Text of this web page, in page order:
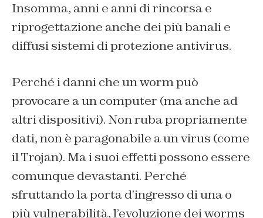
Insomma, anni e anni di rincorsa e
riprogettazione anche dei più banali e
diffusi sistemi di protezione antivirus.
Perché i danni che un worm può
provocare a un computer (ma anche ad
altri dispositivi). Non ruba propriamente
dati, non è paragonabile a un virus (come
il Trojan). Ma i suoi effetti possono essere
comunque devastanti. Perché
sfruttando la porta d’ingresso di una o
più vulnerabilità, l’evoluzione dei worms